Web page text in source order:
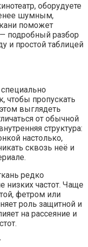
оборудуете
шумным,
поможет
подробный разбор
и простой таблицей
специально
чтобы пропускать
выглядеть
от обычной
структура:
настолько,
сквозь неё и
редко
низких частот. Чаще
фетром или
роль защитной и
на рассеяние и